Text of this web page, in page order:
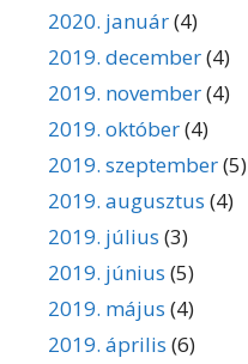
2020. január(4)
2019. december(4)
2019. november(4)
2019. október(4)
2019. szeptember(5)
2019. augusztus (4)
2019. július (3)
2019. június (5)
2019. május (4)
2019. április (6)